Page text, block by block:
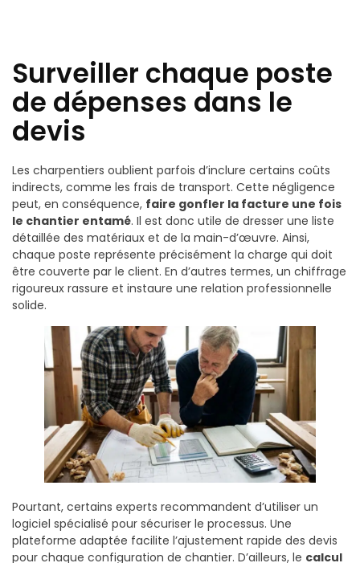
Surveiller chaque poste
de dépenses dans le
devis
Les charpentiers oublient parfois d’inclure certains coûts
indirects, comme les frais de transport. Cette négligence
peut, en conséquence, faire gonfler la facture une fois
le chantier entamé. Il est donc utile de dresser une liste
détaillée des matériaux et de la main-d’œuvre. Ainsi,
chaque poste représente précisément la charge qui doit
être couverte par le client. En d’autres termes, un chiffrage
rigoureux rassure et instaure une relation professionnelle
solide.
Pourtant, certains experts recommandent d’utiliser un
logiciel spécialisé pour sécuriser le processus. Une
plateforme adaptée facilite l’ajustement rapide des devis
pour chaque configuration de chantier. D’ailleurs, le calcul